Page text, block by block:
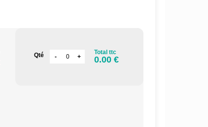
Qté Total ttc
0.00 €